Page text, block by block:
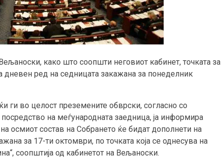
како што соопшти неговиот кабинет, точката за
дневен ред на седницата закажана за понеделник
ги во целост преземените обврски, согласно со
посредство на меѓународната заедница, ја информира
осмиот состав на Собрането ќе бидат дополнети на
за 17-ти октомври, по точката која се однесува на
соопштија од кабинетот на Вељаноски.